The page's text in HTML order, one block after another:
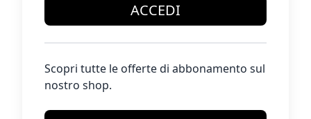
ACCEDI
Scopri tutte le offerte di abbonamento sul
nostro shop.